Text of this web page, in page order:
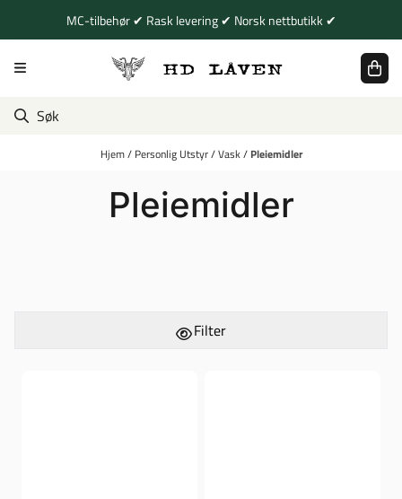
Hopp til innholdMC-tilbehør ✔ Rask levering ✔ Norsk nettbutikk ✔
Hjem/ Personlig Utstyr/Vask/ Pleiemidler
Pleiemidler
Filter